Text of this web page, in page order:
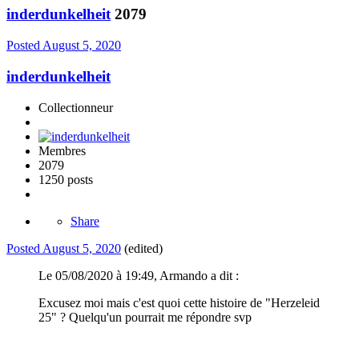
inderdunkelheit 2079
Posted August 5, 2020
inderdunkelheit
Collectionneur
Membres
2079
1250 posts
Share
Posted August 5, 2020 (edited)
Le 05/08/2020 à 19:49, Armando a dit :
Excusez moi mais c'est quoi cette histoire de "Herzeleid
25" ? Quelqu'un pourrait me répondre svp